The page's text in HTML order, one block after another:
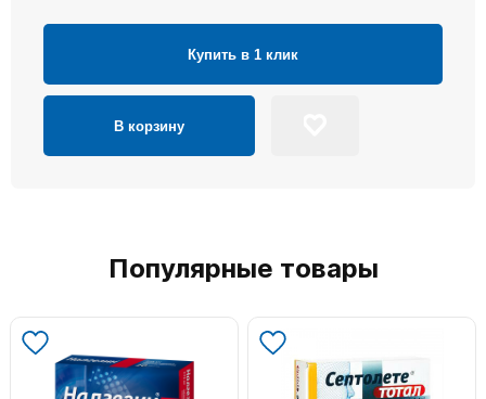
Купить в 1 клик
В корзину
Популярные товары